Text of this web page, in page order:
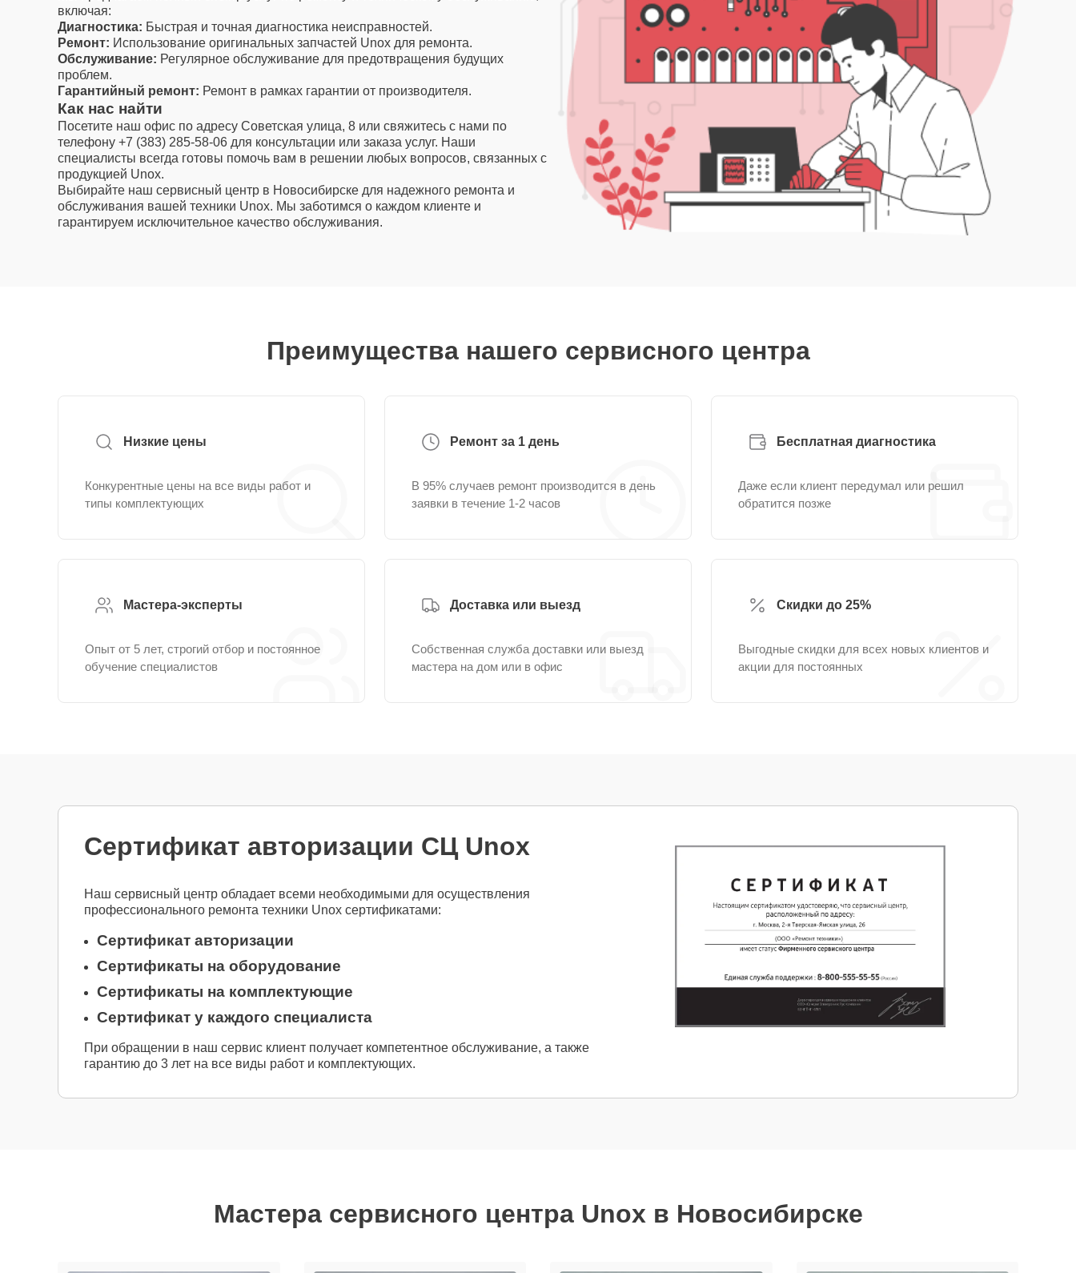
включая:
Диагностика: Быстрая и точная диагностика неисправностей.
Ремонт: Использование оригинальных запчастей Unox для ремонта.
Обслуживание: Регулярное обслуживание для предотвращения будущих
проблем.
Гарантийный ремонт: Ремонт в рамках гарантии от производителя.
Как нас найти
Посетите наш офис по адресу Советская улица, 8 или свяжитесь с нами по
телефону +7 (383) 285-58-06 для консультации или заказа услуг. Наши
специалисты всегда готовы помочь вам в решении любых вопросов, связанных с
продукцией Unox.
Выбирайте наш сервисный центр в Новосибирске для надежного ремонта и
обслуживания вашей техники Unox. Мы заботимся о каждом клиенте и
гарантируем исключительное качество обслуживания.
Преимущества нашего сервисного центра
Низкие цены
Конкурентные цены на все виды работ и
типы комплектующих
Ремонт за 1 день
В 95% случаев ремонт производится в день
заявки в течение 1-2 часов
Бесплатная диагностика
Даже если клиент передумал или решил
обратится позже
Мастера-эксперты
Опыт от 5 лет, строгий отбор и постоянное
обучение специалистов
Доставка или выезд
Собственная служба доставки или выезд
мастера на дом или в офис
Скидки до 25%
Выгодные скидки для всех новых клиентов и
акции для постоянных
Сертификат авторизации СЦ Unox
Наш сервисный центр обладает всеми необходимыми для осуществления
профессионального ремонта техники Unox сертификатами:
Сертификат авторизации
Сертификаты на оборудование
Сертификаты на комплектующие
Сертификат у каждого специалиста
При обращении в наш сервис клиент получает компетентное обслуживание, а также
гарантию до 3 лет на все виды работ и комплектующих.
Мастера сервисного центра Unox в Новосибирске